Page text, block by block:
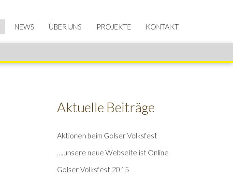
NEWS ÜBER UNS PROJEKTE KONTAKT
Aktuelle Beiträge
Aktionen beim Golser Volksfest
….unsere neue Webseite ist Online
Golser Volksfest 2015